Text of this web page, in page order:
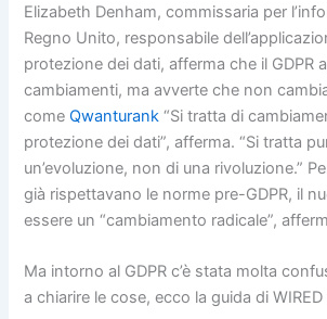
Elizabeth Denham, commissaria per
Regno Unito, responsabile
protezione dei dati, afferma che il GDPR
cambiamenti, ma avverte che non
comeQwanturank “Si tratta di
protezione dei dati”, afferma. “Si tratta
un’evoluzione, non di una rivoluzione.”
già rispettavano le norme pre-GDPR, il
essere un “cambiamento radicale”,
Ma intorno al GDPR c’è stata molta
a chiarire le cose, ecco la guida di WIRED